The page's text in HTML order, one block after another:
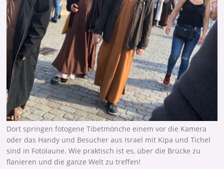
Dort springen fotogene Tibetmönche einem vor die Kamera
oder das Handy und Besucher aus Israel mit Kipa und Tichel
sind in Fotolaune. Wie praktisch ist es, über die Brücke zu
flanieren und die ganze Welt zu treffen!